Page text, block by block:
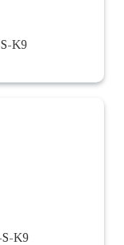
K9
K9